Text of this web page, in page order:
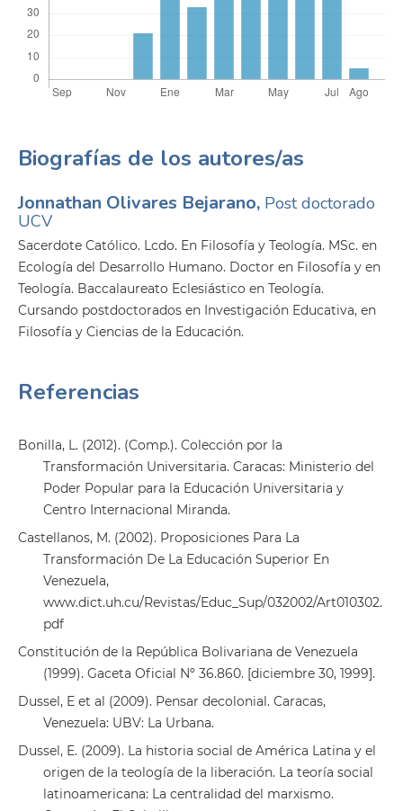
Biografías de los autores/as
Jonnathan Olivares Bejarano, Post doctorado
UCV
Sacerdote Católico. Lcdo. En Filosofía y Teología. MSc. en
Ecología del Desarrollo Humano. Doctor en Filosofía y en
Teología. Baccalaureato Eclesiástico en Teología.
Cursando postdoctorados en Investigación Educativa, en
Filosofía y Ciencias de la Educación.
Referencias
Bonilla, L. (2012). (Comp.). Colección por la
Transformación Universitaria. Caracas: Ministerio del
Poder Popular para la Educación Universitaria y
Centro Internacional Miranda.
Castellanos, M. (2002). Proposiciones Para La
Transformación De La Educación Superior En
Venezuela,
www.dict.uh.cu/Revistas/Educ_Sup/032002/Art010302.
pdf
Constitución de la República Bolivariana de Venezuela
(1999). Gaceta Oficial Nº 36.860. [diciembre 30, 1999].
Dussel, E et al (2009). Pensar decolonial. Caracas,
Venezuela: UBV: La Urbana.
Dussel, E. (2009). La historia social de América Latina y el
origen de la teología de la liberación. La teoría social
latinoamericana: La centralidad del marxismo.